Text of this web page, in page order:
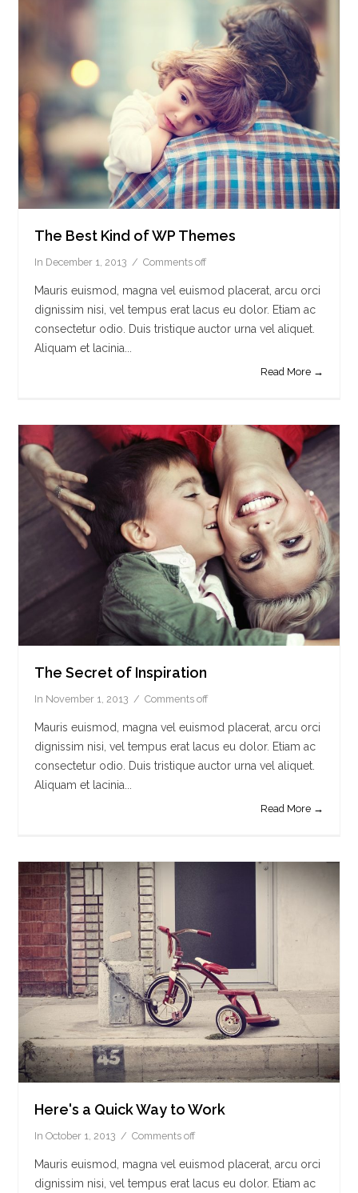
The Best Kind of WP Themes
In December 1, 2013 Comments off
Mauris euismod, magna vel euismod placerat, arcu orci
dignissim nisi, vel tempus erat lacus eu dolor. Etiam ac
consectetur odio. Duis tristique auctor urna vel aliquet.
Aliquam et lacinia...
Read More →
The Secret of Inspiration
In November 1, 2013 Comments off
Mauris euismod, magna vel euismod placerat, arcu orci
dignissim nisi, vel tempus erat lacus eu dolor. Etiam ac
consectetur odio. Duis tristique auctor urna vel aliquet.
Aliquam et lacinia...
Read More →
Here's a Quick Way to Work
In October 1, 2013 Comments off
Mauris euismod, magna vel euismod placerat, arcu orci
dignissim nisi, vel tempus erat lacus eu dolor. Etiam ac